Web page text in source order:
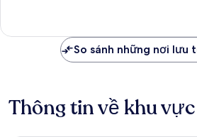
xét
So sánh những nơi lưu
Thông tin về khu